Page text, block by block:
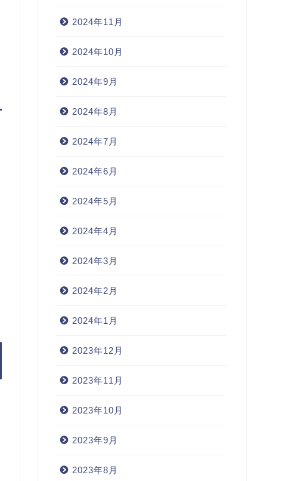
2024年11月
2024年10月
2024年9月
2024年8月
2024年7月
2024年6月
2024年5月
2024年4月
2024年3月
2024年2月
2024年1月
2023年12月
2023年11月
2023年10月
2023年9月
2023年8月